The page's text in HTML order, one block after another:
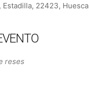
Estadilla, 22423, Huesca
reses